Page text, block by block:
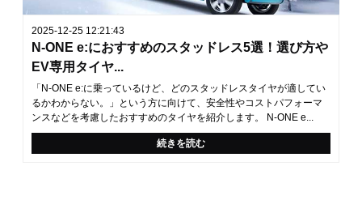
2025-12-25 12:21:43
N-ONE e:におすすめのスタッドレス5選！選び方や
EV専用タイヤ...
「N-ONE e:に乗っているけど、どのスタッドレスタイヤが適してい
るかわからない。」という方に向けて、安全性やコストパフォーマ
ンスなどを考慮したおすすめのタイヤを紹介します。 N-ONE e...
続きを読む